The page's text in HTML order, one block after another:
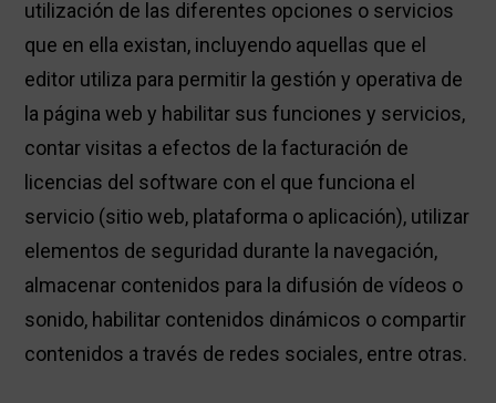
utilización de las diferentes opciones o servicios
que en ella existan, incluyendo aquellas que el
editor utiliza para permitir la gestión y operativa de
la página web y habilitar sus funciones y servicios,
contar visitas a efectos de la facturación de
licencias del software con el que funciona el
servicio (sitio web, plataforma o aplicación), utilizar
elementos de seguridad durante la navegación,
almacenar contenidos para la difusión de vídeos o
sonido, habilitar contenidos dinámicos o compartir
contenidos a través de redes sociales, entre otras.